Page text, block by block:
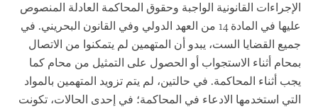
الإجراءات القانونية الواجبة وحقوق المحاكمة العادلة المنصوص
عليها في المادة 14 من العهد الدولي وفي القانون البحريني. في
جميع القضايا الست، يبدو أن المتهمين لم يتمكنوا من الاتصال
بمحام أثناء الاستجواب أو الحصول على التمثيل من محام كما
يجب أثناء المحاكمة. في حالتين، لم يتم تزويد المتهمين بالمواد
التي استخدمها الادعاء في المحاكمة؛ في إحدى الحالات، تكونت